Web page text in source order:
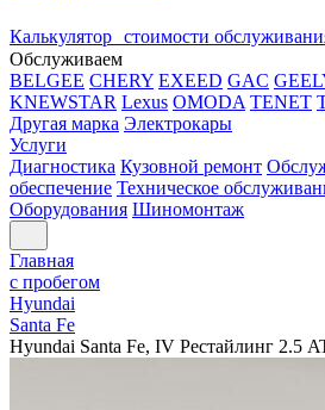
Калькулятор стоимости
Обслуживаем
BELGEE CHERY EXEED GAC
KNEWSTAR Lexus OMODA TENET
Другая марка Электрокары
Услуги
Диагностика Кузовной ремонт
обеспечение Техническое
Оборудования Шиномонтаж
Главная
с пробегом
Hyundai
Santa Fe
Hyundai Santa Fe, IV Рестайлинг 2.5